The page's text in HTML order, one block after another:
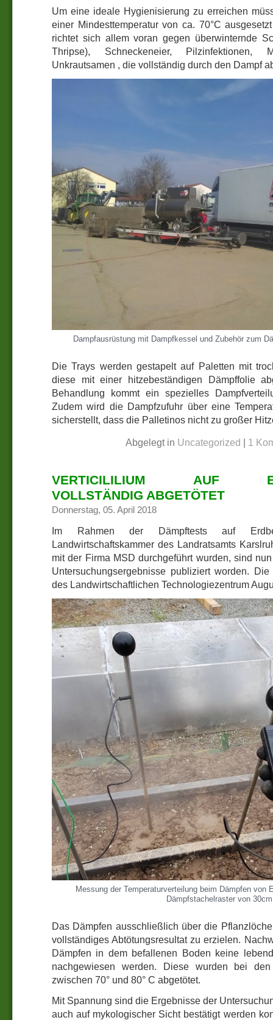
Um eine ideale Hygienisierung zu erreichen
einer Mindesttemperatur von ca. 70°C
richtet sich allem voran gegen überwinternde
Thripse), Schneckeneier, Pilzinfektionen,
Unkrautsamen , die vollständig durch den Dampf
Dampfausrüstung mit Dampfkessel und Zubehör zum
Die Trays werden gestapelt auf Paletten mit
diese mit einer hitzebeständigen Dämpffolie
Behandlung kommt ein spezielles
Zudem wird die Dampfzufuhr über eine
sicherstellt, dass die Palletinos nicht zu großer
Abgelegt in Uncategorized | 1
VERTICILILIUM AUF
VOLLSTÄNDIG ABGETÖTET
Donnerstag, 05. April 2018
Im Rahmen der Dämpftests auf
Landwirtschaftskammer des Landratsamts
mit der Firma MSD durchgeführt wurden, sind
Untersuchungsergebnisse publiziert worden.
des Landwirtschaftlichen Technologiezentrum
Messung der Temperaturverteilung beim Dämpfen von
Dämpfstachelraster von 30cm
Das Dämpfen ausschließlich über die
vollständiges Abtötungsresultat zu erzielen.
Dämpfen in dem befallenen Boden keine
nachgewiesen werden. Diese wurden bei den
zwischen 70° und 80° C abgetötet.
Mit Spannung sind die Ergebnisse der
auch auf mykologischer Sicht bestätigt werden